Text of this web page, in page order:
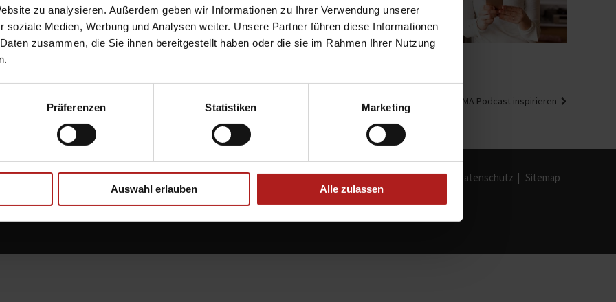
zu analysieren. Außerdem geben wir Informationen zu Ihrer Verwendung unserer
soziale Medien, Werbung und Analysen weiter. Unsere Partner führen diese Informationen
zusammen, die Sie ihnen bereitgestellt haben oder die sie im Rahmen Ihrer Nutzung
Präferenzen Statistiken Marketing
Auswahl erlauben Alle zulassen
Urlaub Daheim – Lassen Sie sich im WAREMA Podcast inspirieren
Impressum Datenschutz
Sitemap
STM MATEC GMBH & Co. KG
Brookstieg 9 22145 Stapelfeld